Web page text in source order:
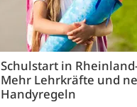
Schulstart in
Mehr Lehrkräfte und
Handyregeln